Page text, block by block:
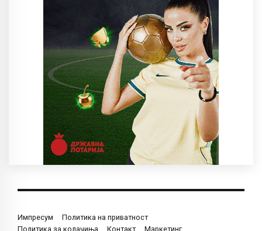
Импресум
Политика на приватност
Политика за колачиња
Контакт Маркетинг